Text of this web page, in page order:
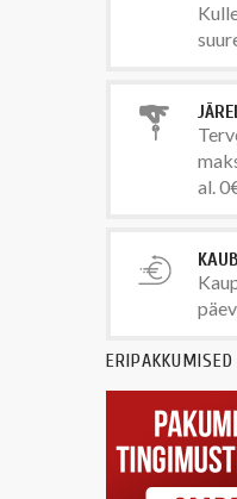
al.
ERIPAKKUMISED